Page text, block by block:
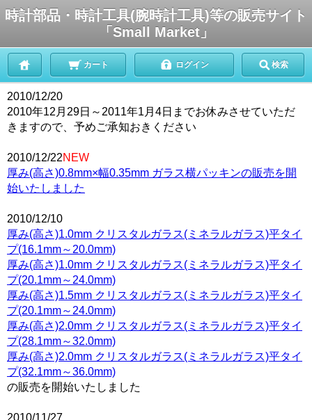
時計部品・時計工具(腕時計工具)等の販売サイト
「Small Market」
カート ログイン 検索
2010/12/20
2010年12月29日～2011年1月4日までお休みさせていただ
きますので、予めご承知おきください
2010/12/22NEW
厚み(高さ)0.8mm×幅0.35mm ガラス横パッキンの販売を開
始いたしました
2010/12/10
厚み(高さ)1.0mm クリスタルガラス(ミネラルガラス)平タイ
プ(16.1mm～20.0mm)
厚み(高さ)1.0mm クリスタルガラス(ミネラルガラス)平タイ
プ(20.1mm～24.0mm)
厚み(高さ)1.5mm クリスタルガラス(ミネラルガラス)平タイ
プ(20.1mm～24.0mm)
厚み(高さ)2.0mm クリスタルガラス(ミネラルガラス)平タイ
プ(28.1mm～32.0mm)
厚み(高さ)2.0mm クリスタルガラス(ミネラルガラス)平タイ
プ(32.1mm～36.0mm)
の販売を開始いたしました
2010/11/27